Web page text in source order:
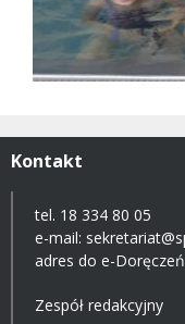
Kontakt
tel. 18 334 80 05
e-mail:
adres do e-
Zespół redakcyjny